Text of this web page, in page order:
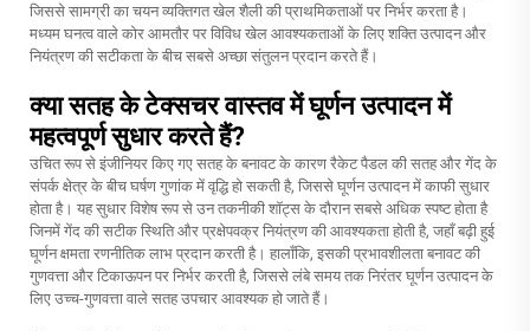
जिससे सामग्री का चयन व्यक्तिगत खेल शैली की प्राथमिकताओं पर निर्भर करता है।
मध्यम घनत्व वाले कोर आमतौर पर विविध खेल आवश्यकताओं के लिए शक्ति उत्पादन और
नियंत्रण की सटीकता के बीच सबसे अच्छा संतुलन प्रदान करते हैं।
क्या सतह के टेक्सचर वास्तव में घूर्णन उत्पादन में
महत्वपूर्ण सुधार करते हैं?
उचित रूप से इंजीनियर किए गए सतह के बनावट के कारण रैकेट पैडल की सतह और गेंद के
संपर्क क्षेत्र के बीच घर्षण गुणांक में वृद्धि हो सकती है, जिससे घूर्णन उत्पादन में काफी सुधार
होता है। यह सुधार विशेष रूप से उन तकनीकी शॉट्स के दौरान सबसे अधिक स्पष्ट होता है
जिनमें गेंद की सटीक स्थिति और प्रक्षेपवक्र नियंत्रण की आवश्यकता होती है, जहाँ बढ़ी हुई
घूर्णन क्षमता रणनीतिक लाभ प्रदान करती है। हालाँकि, इसकी प्रभावशीलता बनावट की
गुणवत्ता और टिकाऊपन पर निर्भर करती है, जिससे लंबे समय तक निरंतर घूर्णन उत्पादन के
लिए उच्च-गुणवत्ता वाले सतह उपचार आवश्यक हो जाते हैं।